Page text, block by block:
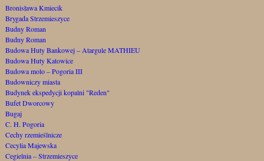
Bronisława Kmiecik
Brygada Strzemieszyce
Budny Roman
Budny Roman
Budowa Huty Bankowej – Atargule MATHIEU
Budowa Huty Katowice
Budowa molo – Pogoria III
Budowniczy miasta
Budynek ekspedycji kopalni "Reden"
Bufet Dworcowy
Bugaj
C. H. Pogoria
Cechy rzemieślnicze
Cecylia Majewska
Cegielnia – Strzemieszyce